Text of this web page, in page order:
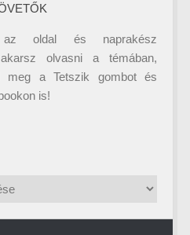
oldal és naprakész
olvasni a témában,
meg a Tetszik gombot és
is!